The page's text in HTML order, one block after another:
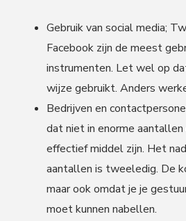
Gebruik van social media;
Facebook zijn de meest
instrumenten. Let wel op
wijze gebruikt. Anders
Bedrijven en
dat niet in enorme
effectief middel zijn. Het
aantallen is tweeledig. De
maar ook omdat je je
moet kunnen nabellen.